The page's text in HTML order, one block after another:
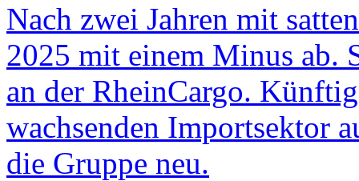
Nach zwei Jahren mit
2025 mit einem Minus ab.
an der RheinCargo.
wachsenden Importsektor
die Gruppe neu.